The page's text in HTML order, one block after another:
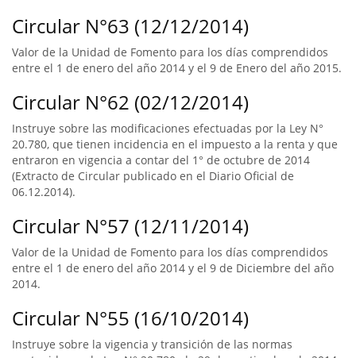
Circular N°63 (12/12/2014)
Valor de la Unidad de Fomento para los días comprendidos
entre el 1 de enero del año 2014 y el 9 de Enero del año 2015.
Circular N°62 (02/12/2014)
Instruye sobre las modificaciones efectuadas por la Ley N°
20.780, que tienen incidencia en el impuesto a la renta y que
entraron en vigencia a contar del 1° de octubre de 2014
(Extracto de Circular publicado en el Diario Oficial de
06.12.2014).
Circular N°57 (12/11/2014)
Valor de la Unidad de Fomento para los días comprendidos
entre el 1 de enero del año 2014 y el 9 de Diciembre del año
2014.
Circular N°55 (16/10/2014)
Instruye sobre la vigencia y transición de las normas